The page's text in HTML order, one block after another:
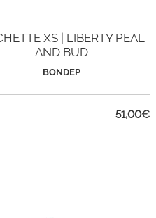
XS | LIBERTY PEAL
AND BUD
BONDEP
51,00€